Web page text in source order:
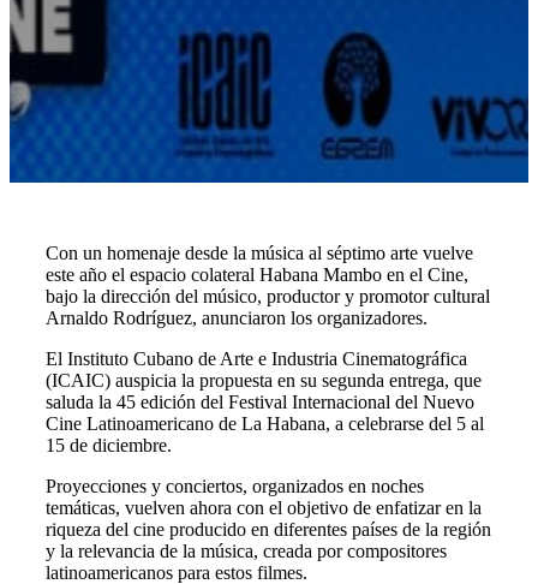
Con un homenaje desde la música al séptimo arte vuelve
este año el espacio colateral Habana Mambo en el Cine,
bajo la dirección del músico, productor y promotor cultural
Arnaldo Rodríguez, anunciaron los organizadores.
El Instituto Cubano de Arte e Industria Cinematográfica
(ICAIC) auspicia la propuesta en su segunda entrega, que
saluda la 45 edición del Festival Internacional del Nuevo
Cine Latinoamericano de La Habana, a celebrarse del 5 al
15 de diciembre.
Proyecciones y conciertos, organizados en noches
temáticas, vuelven ahora con el objetivo de enfatizar en la
riqueza del cine producido en diferentes países de la región
y la relevancia de la música, creada por compositores
latinoamericanos para estos filmes.